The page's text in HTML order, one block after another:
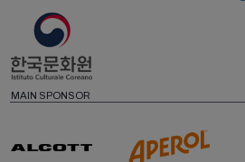
MAIN SPONSOR